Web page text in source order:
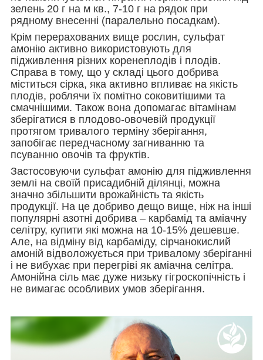
зелень 20 г на м кв., 7-10 г на рядок при
рядному внесенні (паралельно посадкам).
Крім перерахованих вище рослин, сульфат
амонію активно використовують для
підживлення різних коренеплодів і плодів.
Справа в тому, що у складі цього добрива
міститься сірка, яка активно впливає на якість
плодів, роблячи їх помітно соковитішими та
смачнішими. Також вона допомагає вітамінам
зберігатися в плодово-овочевій продукції
протягом тривалого терміну зберігання,
запобігає передчасному загниванню та
псуванню овочів та фруктів.
Застосовуючи сульфат амонію для підживлення
землі на своїй присадибній ділянці, можна
значно збільшити врожайність та якість
продукції. На це добриво дещо вище, ніж на інші
популярні азотні добрива – карбамід та аміачну
селітру, купити які можна на 10-15% дешевше.
Але, на відміну від карбаміду, сірчанокислий
амоній відволожується при тривалому зберіганні
і не вибухає при перегріві як аміачна селітра.
Амонійна сіль має дуже низьку гігроскопічність і
не вимагає особливих умов зберігання.